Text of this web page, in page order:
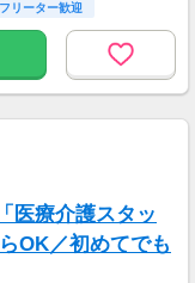
フリーター歓迎
医療介護スタッ
OK／初めてでも